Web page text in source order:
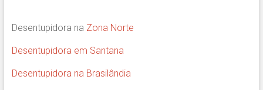
Desentupidora na Zona Norte
Desentupidora em Santana
Desentupidora na Brasilândia